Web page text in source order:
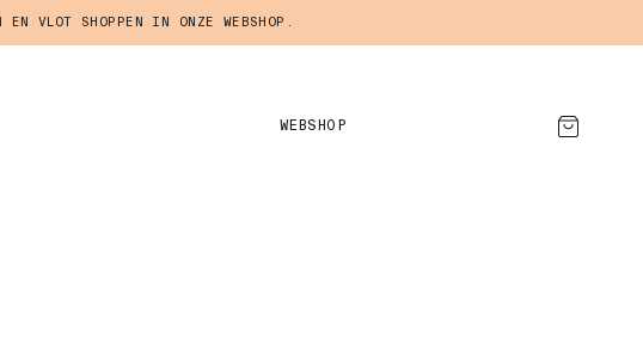
VLOT SHOPPEN IN ONZE WEBSHOP.
WEBSHOP